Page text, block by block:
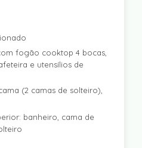
fogão cooktop 4 bocas,
e utensílios de
(2 camas de solteiro),
banheiro, cama de